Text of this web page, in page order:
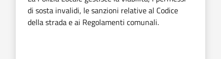
di sosta invalidi, le sanzioni relative al Codice
della strada e ai Regolamenti comunali.